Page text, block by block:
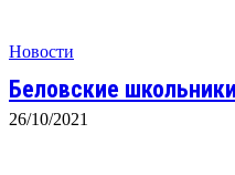
Новости
Беловские
26/10/2021